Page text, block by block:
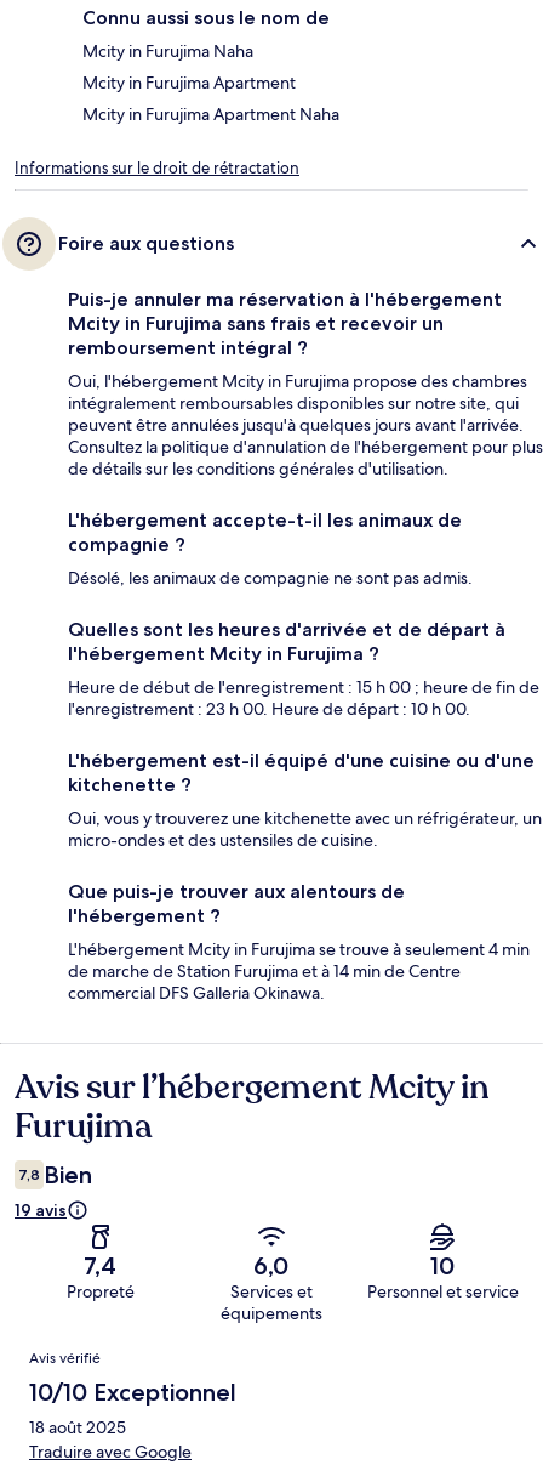
Connu aussi sous le nom de
Mcity in Furujima Naha
Mcity in Furujima Apartment
Mcity in Furujima Apartment Naha
Informations sur le droit de rétractation
Foire aux questions
Puis-je annuler ma réservation à l'hébergement
Mcity in Furujima sans frais et recevoir un
remboursement intégral ?
Oui, l'hébergement Mcity in Furujima propose des chambres
intégralement remboursables disponibles sur notre site, qui
peuvent être annulées jusqu'à quelques jours avant l'arrivée.
Consultez la politique d'annulation de l'hébergement pour plus
de détails sur les conditions générales d'utilisation.
L'hébergement accepte-t-il les animaux de
compagnie ?
Désolé, les animaux de compagnie ne sont pas admis.
Quelles sont les heures d'arrivée et de départ à
l'hébergement Mcity in Furujima ?
Heure de début de l'enregistrement : 15 h 00 ; heure de fin de
l'enregistrement : 23 h 00. Heure de départ : 10 h 00.
L'hébergement est-il équipé d'une cuisine ou d'une
kitchenette ?
Oui, vous y trouverez une kitchenette avec un réfrigérateur, un
micro-ondes et des ustensiles de cuisine.
Que puis-je trouver aux alentours de
l'hébergement ?
L'hébergement Mcity in Furujima se trouve à seulement 4 min
de marche de Station Furujima et à 14 min de Centre
commercial DFS Galleria Okinawa.
Avis
Avis sur l’hébergement Mcity in
Furujima
7,8 Bien
19 avis
7,4
Propreté
6,0
Services et
équipements
10
Personnel et service
Avis
Avis vérifié
10/10 Exceptionnel
18 août 2025
Traduire avec Google